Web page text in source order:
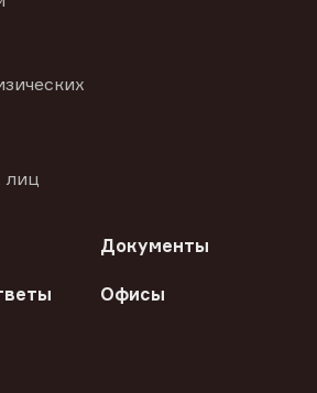
лиц
Документы
Офисы